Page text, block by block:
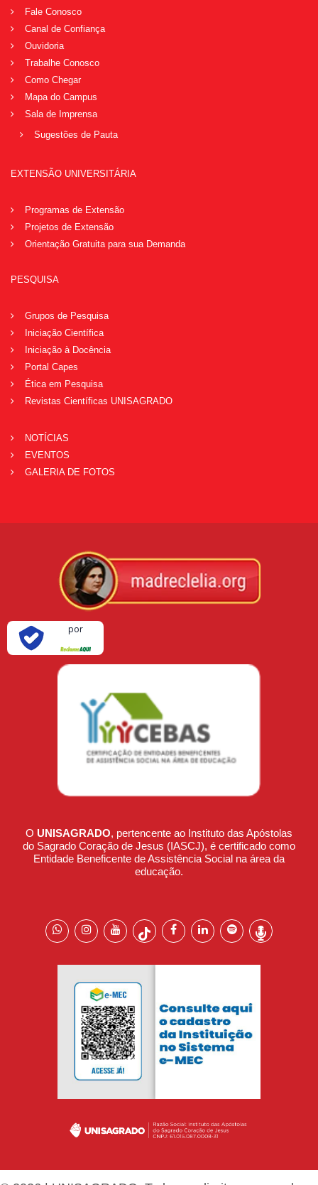
Fale Conosco
Canal de Confiança
Ouvidoria
Trabalhe Conosco
Como Chegar
Mapa do Campus
Sala de Imprensa
Sugestões de Pauta
EXTENSÃO UNIVERSITÁRIA
Programas de Extensão
Projetos de Extensão
Orientação Gratuita para sua Demanda
PESQUISA
Grupos de Pesquisa
Iniciação Científica
Iniciação à Docência
Portal Capes
Ética em Pesquisa
Revistas Científicas UNISAGRADO
NOTÍCIAS
EVENTOS
GALERIA DE FOTOS
por
O UNISAGRADO, pertencente ao Instituto das Apóstolas
do Sagrado Coração de Jesus (IASCJ), é certificado como
Entidade Beneficente de Assistência Social na área da
educação.